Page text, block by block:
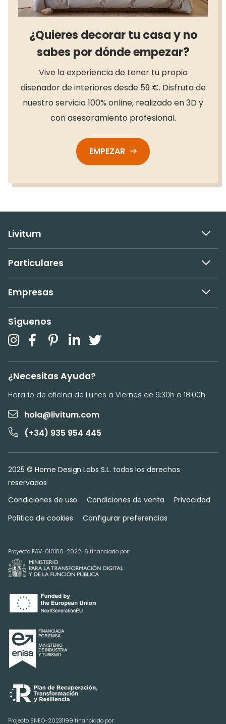
¿Quieres decorar tu casa y no
sabes por dónde empezar?
Vive la experiencia de tener tu propio
diseñador de interiores desde 59 €. Disfruta de
nuestro servicio 100% online, realizado en 3D y
con asesoramiento profesional.
EMPEZAR
Livitum
Particulares
Empresas
Síguenos
¿Necesitas Ayuda?
Horario de oficina de Lunes a Viernes de 9:30h a 18:00h
hola@livitum.com
(+34) 935 954 445
2025 © Home Design Labs S.L. todos los derechos
reservados
Condiciones de uso
Condiciones de venta
Privacidad
Política de cookies
Configurar preferencias
Proyecto FAV-010100-2022-6 financiado por:
Projecto SNEO-20231199 financiado por: